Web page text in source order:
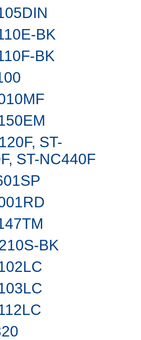
BK
BK
ST-
ST-NC440F
BK